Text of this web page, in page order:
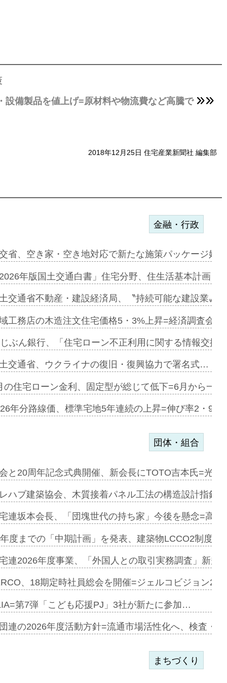
設備製品を値上げ=原材料や物流費など高騰で
2018年12月25日 住宅産業新聞社 編集部
サー契約…
起用…
ミーレキ…
も城南エ…
合型の賃…
ンカフェ…
協業=お互…
コリビング…
金融・行政
省、空き家・空き地対応で新たな施策パッケージ始
年版国土交通白書」住宅分野、住生活基本計画を
交通省不動産・建設経済局、〝持続可能な建設業〟
工務店の木造注文住宅価格5・3%上昇=経済調査会
ぶん銀行、「住宅ローン不正利用に関する情報交換
交通省、ウクライナの復旧・復興協力で署名式…
の住宅ローン金利、固定型が総じて低下=6月から一
年分路線価、標準宅地5年連続の上昇=伸び率2・
ンビ…
加=リンナ…
見込む=…
開始=三協…
団体・組合
と20周年記念式典開催、新会長にTOTO吉本氏=光
ハブ建築協会、木質接着パネル工法の構造設計指針
連坂本会長、「団塊世代の持ち家」今後を懸念=高
度までの「中期計画」を発表、建築物LCCO2制度
連2026年度事業、「外国人との取引実務調査」新規
、18期定時社員総会を開催=ジェルコビジョン
第7弾「こども応援PJ」3社が新たに参加…
連の2026年度活動方針=流通市場活性化へ、検査・
まちづくり